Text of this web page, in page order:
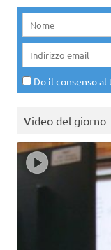
Do il consenso
Video del giorno